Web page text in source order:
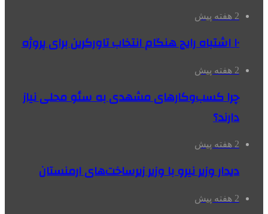
2 هفته پیش
۱۰ اشتباه رایج هنگام انتخاب تاورکرین برای پروژه
2 هفته پیش
چرا کسب‌وکارهای مشهدی به سئو محلی نیاز
دارند؟
2 هفته پیش
دیدار وزیر نیرو با وزیر زیرساخت‌های ارمنستان
2 هفته پیش